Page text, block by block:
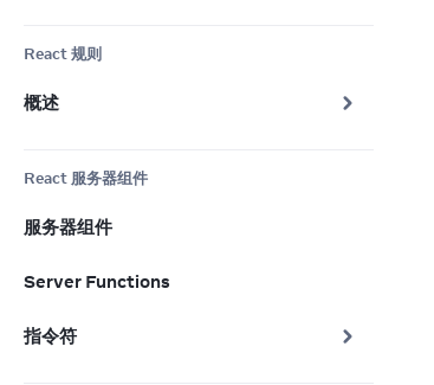
React 规则
概述
React 服务器组件
服务器组件
Server Functions
指令符